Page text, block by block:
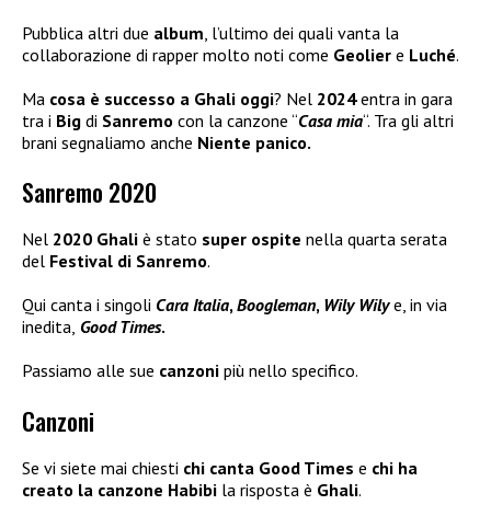
Pubblica altri due album , l’ultimo dei quali vanta la
collaborazione di rapper molto noti come Geolier e Luché.
Ma cosa è successo a Ghali oggi? Nel 2024entra in gara
tra i Big di Sanremo con la canzone “Casa mia“. Tra gli altri
brani segnaliamo anche Niente panico.
Sanremo 2020
Nel 2020 Ghali è stato super ospite nella quarta serata
del Festival di Sanremo.
Qui canta i singoli Cara Italia,Boogleman, Wily Wilye, in via
inedita, Good Times.
Passiamo alle sue canzoni più nello specifico.
Canzoni
Se vi siete mai chiesti chi canta Good Times e chi ha
creato la canzone Habibi la risposta è Ghali.